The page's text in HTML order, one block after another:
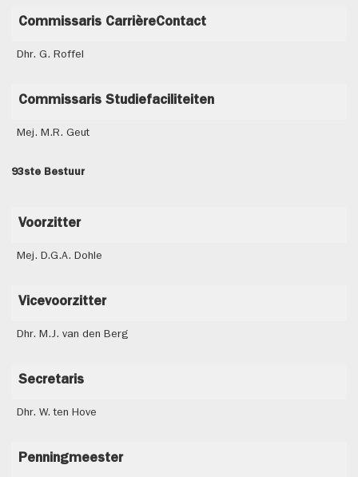
Commissaris CarrièreContact
Dhr. G. Roffel
Commissaris Studiefaciliteiten
Mej. M.R. Geut
93ste Bestuur
Voorzitter
Mej. D.G.A. Dohle
Vicevoorzitter
Dhr. M.J. van den Berg
Secretaris
Dhr. W. ten Hove
Penningmeester